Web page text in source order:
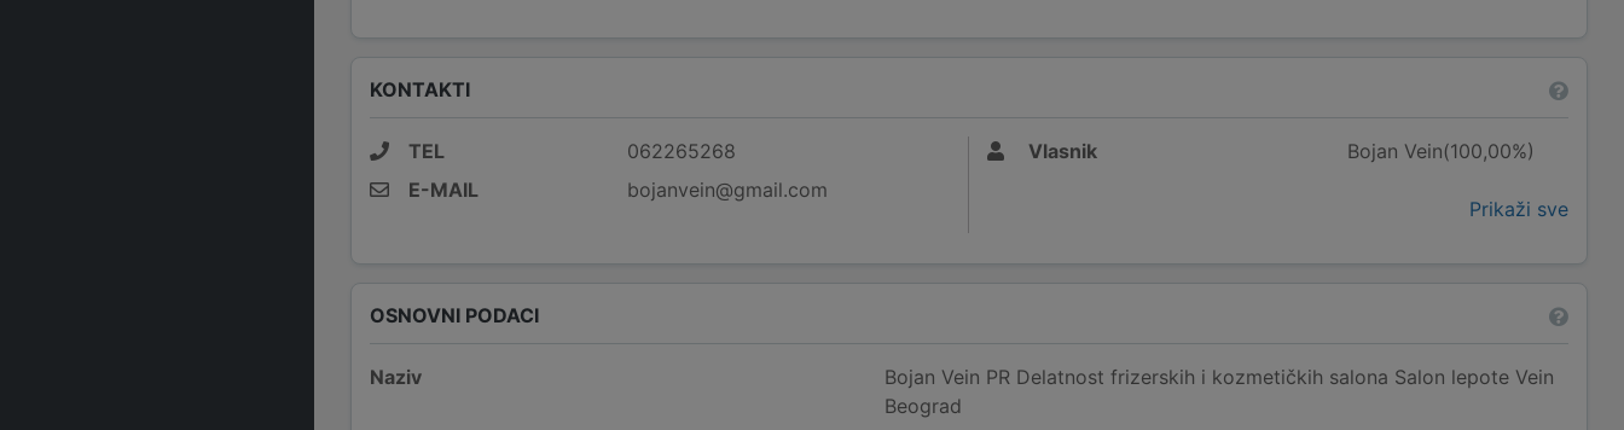
KONTAKTI
TEL
062265268
E-MAIL
bojanvein@gmail.com
Vlasnik Bojan Vein(100,00%)
Prikaži sve
OSNOVNI PODACI
Naziv
Bojan Vein PR Delatnost frizerskih i kozmetičkih salona Salon lepote Vein
Beograd